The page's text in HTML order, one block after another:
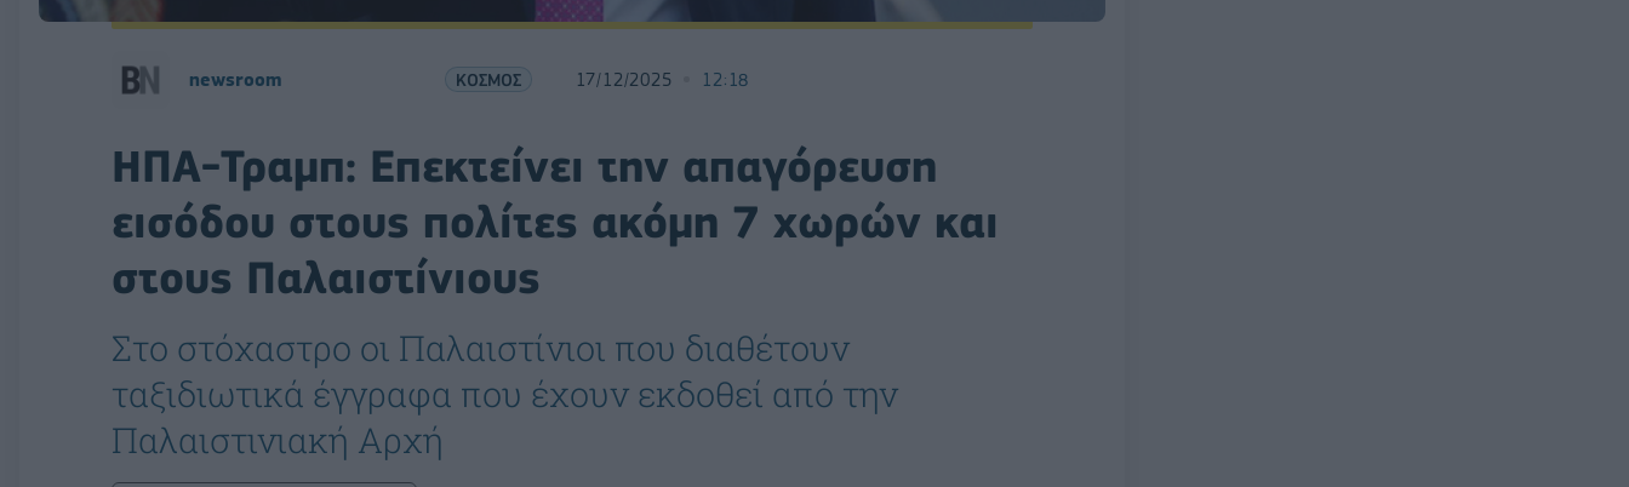
newsroom ΚΟΣΜΟΣ 17/12/2025 12:18
ΗΠΑ-Τραμπ: Επεκτείνει την απαγόρευση
εισόδου στους πολίτες ακόμη 7 χωρών και
στους Παλαιστίνιους
Στο στόχαστρο οι Παλαιστίνιοι που διαθέτουν
ταξιδιωτικά έγγραφα που έχουν εκδοθεί από την
Παλαιστινιακή Αρχή